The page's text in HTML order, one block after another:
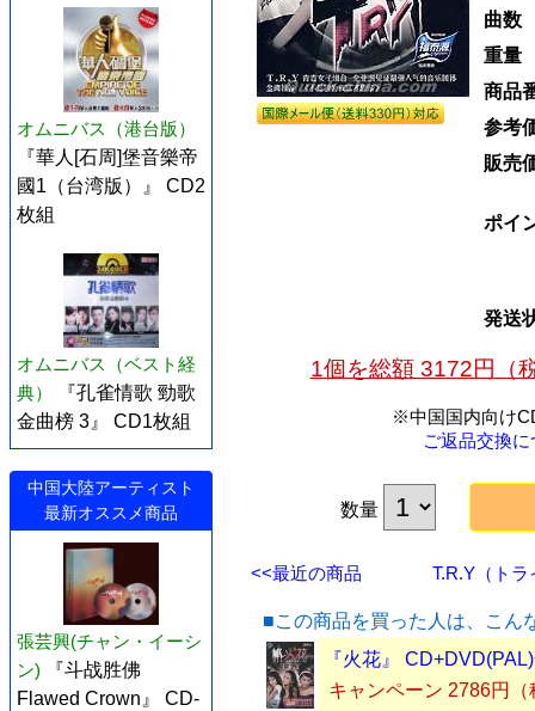
オムニバス（港台版）
『華人[石周]堡音樂帝
國1（台湾版）』 CD2
枚組
オムニバス（ベスト経
典）
『孔雀情歌 勁歌
金曲榜 3』 CD1枚組
中国大陸アーティスト
最新オススメ商品
張芸興(チャン・イーシ
ン)
『斗战胜佛
Flawed Crown』 CD-
曲数
重量
商品
参考
販売
ポイ
発送
1個を総額 3172円（
※中国国内向け
ご返品交換
数量
<<最近の商品 T.R.Y（ト
■この商品を買った人は、こん
『火花』
キャンペーン 2786円（